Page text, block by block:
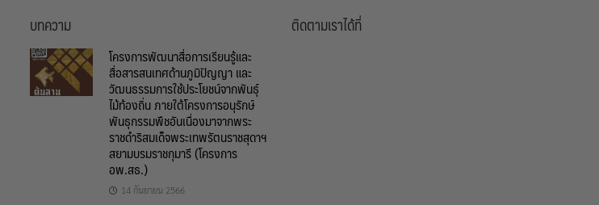
บทความ
โครงการพัฒนาสื่อการเรียนรู้และ
สื่อสารสนเทศด้านภูมิปัญญา และ
วัฒนธรรมการใช้ประโยชน์จากพันธุ์
ไม้ท้องถิ่น ภายใต้โครงการอนุรักษ์
พันธุกรรมพืชอันเนื่องมาจากพระ
ราชดำริสมเด็จพระเทพรัตนราชสุดาฯ
สยามบรมราชกุมารี (โครงการ
อพ.สธ.)
14 กันยายน 2566
ติดตามเราได้ที่